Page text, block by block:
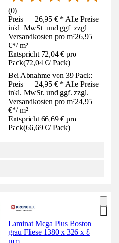
(0)
Preis — 26,95 € * Alle Preise
inkl. MwSt. und ggf. zzgl.
Versandkosten pro m²26,95
€*/ m²
Entspricht 72,04 € pro
Pack(72,04 €/ Pack)
Bei Abnahme von 39 Pack:
Preis — 24,95 € * Alle Preise
inkl. MwSt. und ggf. zzgl.
Versandkosten pro m²24,95
€*/ m²
Entspricht 66,69 € pro
Pack(66,69 €/ Pack)
Laminat Mega Plus Boston
grau Fliese 1380 x 326 x 8
mm